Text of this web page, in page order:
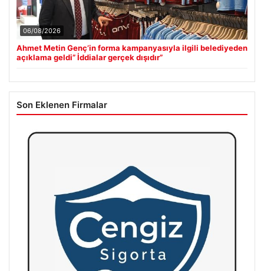
06/08/2026
Ahmet Metin Genç’in forma kampanyasıyla ilgili belediyeden
açıklama geldi” İddialar gerçek dışıdır”
Son Eklenen Firmalar